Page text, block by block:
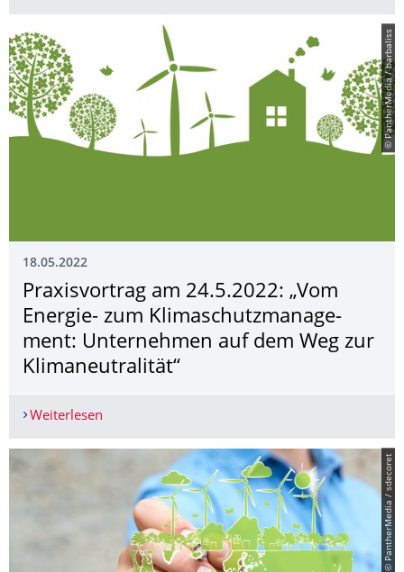
© PantherMedia / barbaliss
18.05.2022
Praxisvortrag am 24.5.2022: „Vom
Energie- zum Klimaschutzmanage­
ment: Unternehmen auf dem Weg zur
Klimaneutralität“
Weiterlesen
© PantherMedia / sdecoret